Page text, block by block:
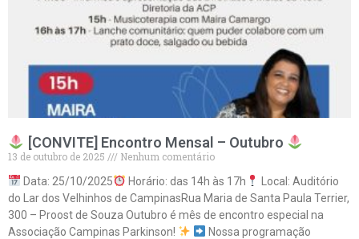
[CONVITE] Encontro Mensal – Outubro
13 de outubro de 2025
Nenhum comentário
Data: 25/10/2025
Horário: das 14h às 17h
Local: Auditório
do Lar dos Velhinhos de CampinasRua Maria de Santa Paula Terrier,
300 – Proost de Souza Outubro é mês de encontro especial na
Associação Campinas Parkinson!
Nossa programação